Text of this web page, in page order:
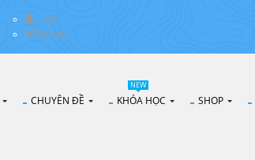
Login
Register
CHUYÊN ĐỀ KHÓA HỌC
NEW
SHOP